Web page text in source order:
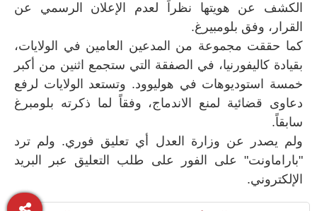
الكشف عن هويتها نظراً لعدم الإعلان الرسمي عن
القرار، وفق بلومبيرغ.
كما حققت مجموعة من المدعين العامين في الولايات،
بقيادة كاليفورنيا، في الصفقة التي ستجمع اثنين من أكبر
خمسة استوديوهات في هوليوود. وتستعد الولايات لرفع
دعاوى قضائية لمنع الاندماج، وفقاً لما ذكرته بلومبرغ
سابقاً.
ولم يصدر عن وزارة العدل أي تعليق فوري. ولم ترد
"باراماونت" على الفور على طلب التعليق عبر البريد
الإلكتروني.